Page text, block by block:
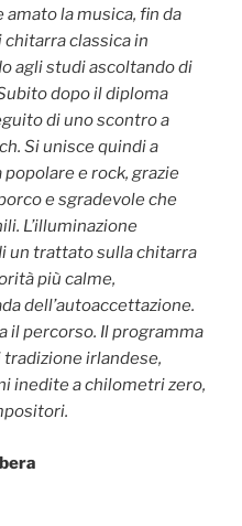
la musica, fin da
classica in
agli studi ascoltando di
dopo il diploma
di uno scontro a
Si unisce quindi a
e rock, grazie
e sgradevole che
L’illuminazione
un trattato sulla chitarra
più calme,
dell’autoaccettazione.
il percorso. Il programma
irlandese,
inedite a chilometri zero,